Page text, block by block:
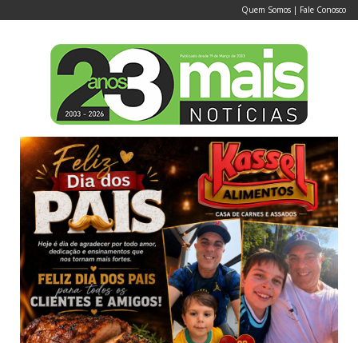
Quem Somos | Fale Conosco